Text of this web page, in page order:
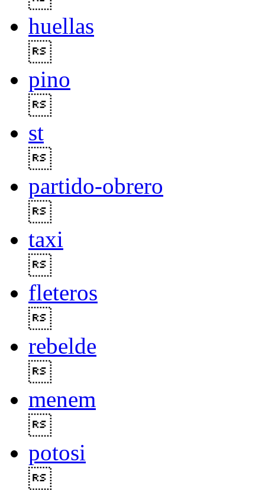
huellas
pino
st
partido-obrero
taxi
fleteros
rebelde
menem
potosi